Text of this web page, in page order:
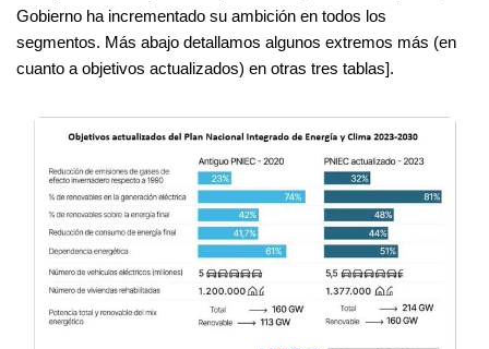
Gobierno ha incrementado su ambición en todos los
segmentos. Más abajo detallamos algunos extremos más (en
cuanto a objetivos actualizados) en otras tres tablas].